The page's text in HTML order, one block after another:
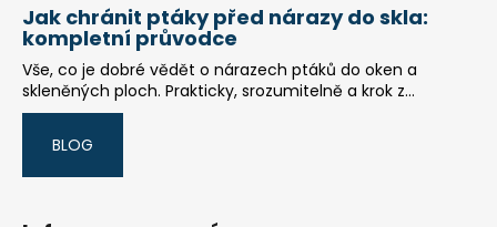
Jak chránit ptáky před nárazy do skla:
kompletní průvodce
Vše, co je dobré vědět o nárazech ptáků do oken a
skleněných ploch. Prakticky, srozumitelně a krok z...
BLOG